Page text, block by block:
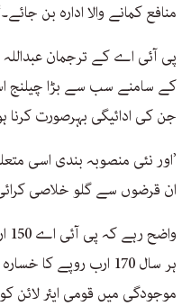
منافع کمانے والا ادارہ بن
پی آئی اے کے ترجمان
جن کی ادائیگی بہرصورت کرنا
’اور نئی منصوبہ بندی اسی
ان قرضوں سے گلو خلاصی
ہر سال 170 ارب روپے
موجودگی میں قومی ایئر لائن